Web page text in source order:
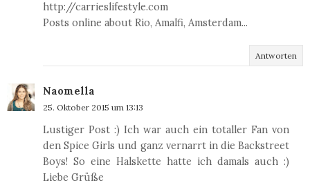
http://carrieslifestyle.com
Posts online about Rio, Amalfi, Amsterdam...
Antworten
Naomella
25. Oktober 2015 um 13:13
Lustiger Post :) Ich war auch ein totaller Fan von
den Spice Girls und ganz vernarrt in die Backstreet
Boys! So eine Halskette hatte ich damals auch :)
Liebe Grüße